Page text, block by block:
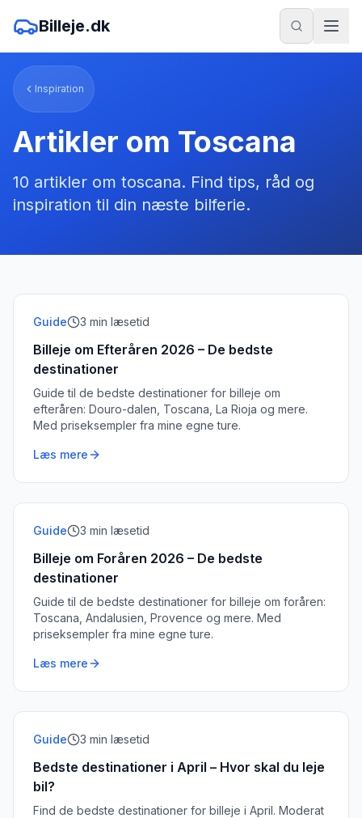
Billeje.dk
Inspiration
Artikler om Toscana
10 artikler om toscana. Find tips, råd og
inspiration til din næste bilferie.
Guide 3 min læsetid
Billeje om Efteråren 2026 – De bedste
destinationer
Guide til de bedste destinationer for billeje om
efteråren: Douro-dalen, Toscana, La Rioja og mere.
Med priseksempler fra mine egne ture.
Læs mere
Guide 3 min læsetid
Billeje om Foråren 2026 – De bedste
destinationer
Guide til de bedste destinationer for billeje om foråren:
Toscana, Andalusien, Provence og mere. Med
priseksempler fra mine egne ture.
Læs mere
Guide 3 min læsetid
Bedste destinationer i April – Hvor skal du leje
bil?
Find de bedste destinationer for billeje i April. Moderat